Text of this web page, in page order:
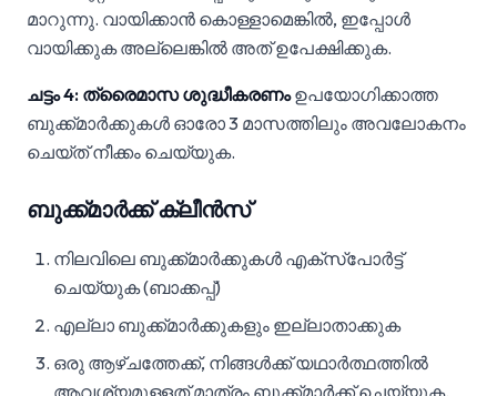
മാറുന്നു. വായിക്കാൻ കൊള്ളാമെങ്കിൽ, ഇപ്പോൾ
വായിക്കുക അല്ലെങ്കിൽ അത് ഉപേക്ഷിക്കുക.
ചട്ടം 4: ത്രൈമാസ ശുദ്ധീകരണംഉപയോഗിക്കാത്ത
ബുക്ക്മാർക്കുകൾ ഓരോ 3 മാസത്തിലും അവലോകനം
ചെയ്ത് നീക്കം ചെയ്യുക.
ബുക്ക്മാർക്ക് ക്ലീൻസ്
നിലവിലെ ബുക്ക്മാർക്കുകൾ എക്സ്പോർട്ട്
ചെയ്യുക (ബാക്കപ്പ്)
എല്ലാ ബുക്ക്മാർക്കുകളും ഇല്ലാതാക്കുക
ഒരു ആഴ്ചത്തേക്ക്, നിങ്ങൾക്ക് യഥാർത്ഥത്തിൽ
ആവശ്യമുള്ളത് മാത്രം ബുക്ക്മാർക്ക് ചെയ്യുക.